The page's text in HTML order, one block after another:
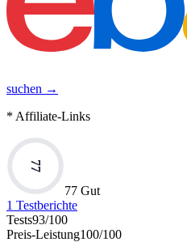
suchen →
* Affiliate-Links
77
77 Gut
1 Testberichte
Tests93/100
Preis-Leistung100/100